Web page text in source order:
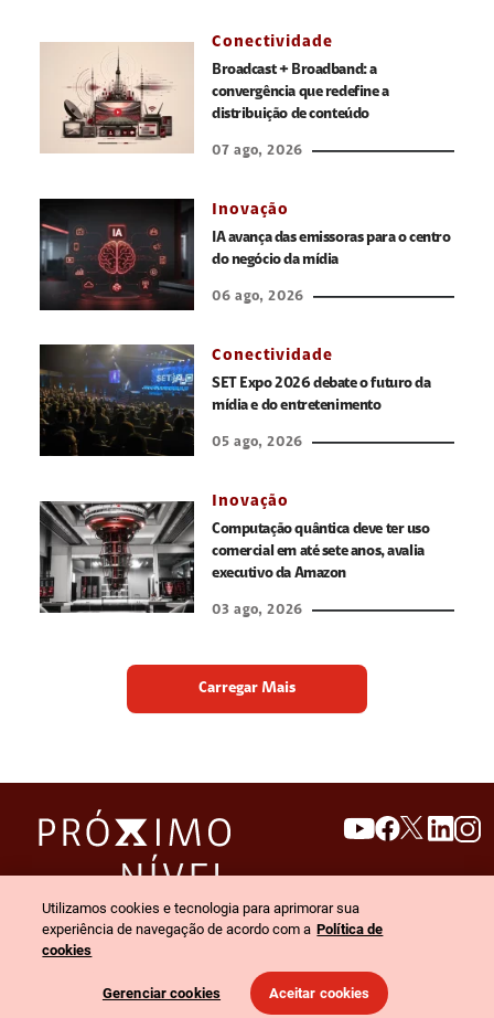
Conectividade
Broadcast + Broadband: a
convergência que redefine a
distribuição de conteúdo
07 ago, 2026
Inovação
IA avança das emissoras para o centro
do negócio da mídia
06 ago, 2026
Conectividade
SET Expo 2026 debate o futuro da
mídia e do entretenimento
05 ago, 2026
Inovação
Computação quântica deve ter uso
comercial em até sete anos, avalia
executivo da Amazon
03 ago, 2026
Carregar Mais
search
© 2026 Claro empresas. Todos os direitos reservados.
Política de privacidade
Utilizamos cookies e tecnologia para aprimorar sua
experiência de navegação de acordo com a Política de
cookies
Gerenciar cookies Aceitar cookies